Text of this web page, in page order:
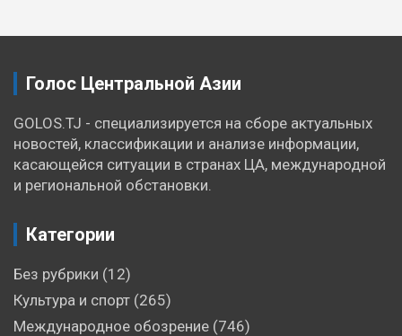
Голос Центральной Азии
GOLOS.TJ - специализируется на сборе актуальных
новостей, классификации и анализе информации,
касающейся ситуации в странах ЦА, международной
и региональной обстановки.
Категории
Без рубрики (12)
Культура и спорт (265)
Международное обозрение (746)